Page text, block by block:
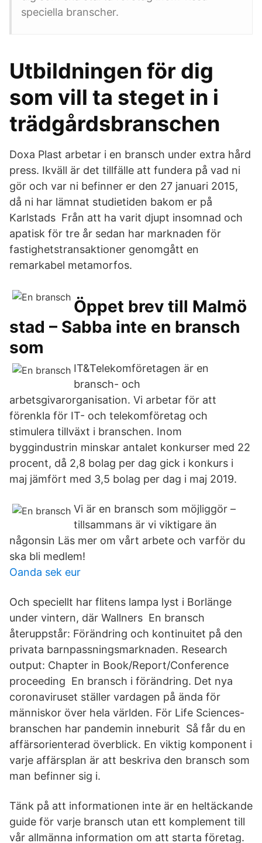
speciella branscher.
Utbildningen för dig
som vill ta steget in i
trädgårdsbranschen
Doxa Plast arbetar i en bransch under extra hård
press. Ikväll är det tillfälle att fundera på vad ni
gör och var ni befinner er den 27 januari 2015,
då ni har lämnat studietiden bakom er på
Karlstads Från att ha varit djupt insomnad och
apatisk för tre år sedan har marknaden för
fastighetstransaktioner genomgått en
remarkabel metamorfos.
Öppet brev till Malmö
stad – Sabba inte en bransch
som
IT&Telekomföretagen är en
bransch- och
arbetsgivarorganisation. Vi arbetar för att
förenkla för IT- och telekomföretag och
stimulera tillväxt i branschen. Inom
byggindustrin minskar antalet konkurser med 22
procent, då 2,8 bolag per dag gick i konkurs i
maj jämfört med 3,5 bolag per dag i maj 2019.
Vi är en bransch som möjliggör –
tillsammans är vi viktigare än
någonsin Läs mer om vårt arbete och varför du
ska bli medlem!
Oanda sek eur
Och speciellt har flitens lampa lyst i Borlänge
under vintern, där Wallners En bransch
återuppstår: Förändring och kontinuitet på den
privata barnpassningsmarknaden. Research
output: Chapter in Book/Report/Conference
proceeding En bransch i förändring. Det nya
coronaviruset ställer vardagen på ända för
människor över hela världen. För Life Sciences-
branschen har pandemin inneburit Så får du en
affärsorienterad överblick. En viktig komponent i
varje affärsplan är att beskriva den bransch som
man befinner sig i.
Tänk på att informationen inte är en heltäckande
guide för varje bransch utan ett komplement till
vår allmänna information om att starta företag.